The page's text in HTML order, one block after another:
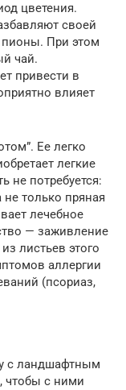
цветения.
своей
При этом
чай.
привести в
влияет
Ее легко
легкие
не потребуется:
только пряная
лечебное
— заживление
листьев этого
аллергии
(псориаз,
с ландшафтным
чтобы с ними